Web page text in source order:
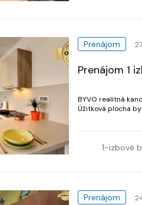
Prenájom
Prenájom 1
BYVO realitná
Úžitková plocha bytu je
1-izbové
Prenájom